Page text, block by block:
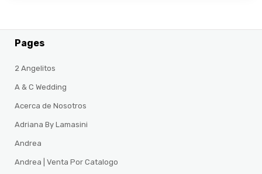
Pages
2 Angelitos
A & C Wedding
Acerca de Nosotros
Adriana By Lamasini
Andrea
Andrea | Venta Por Catalogo